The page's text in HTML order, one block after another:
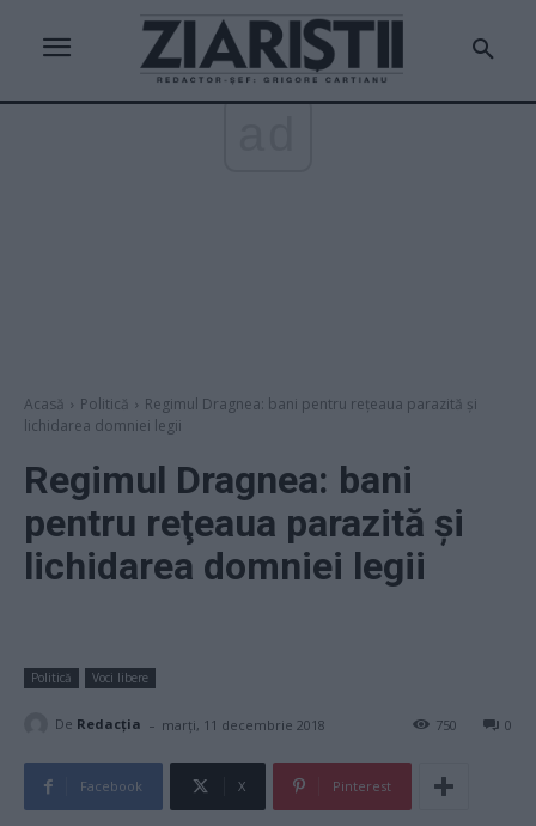
Acasă Politică
Regimul Dragnea: bani pentru reţeaua parazită şi
lichidarea domniei legii
Regimul Dragnea: bani
pentru reţeaua parazită şi
lichidarea domniei legii
Politică Voci libere
De Redacţia - marți, 11 decembrie 2018 0
750
Facebook X Pinterest